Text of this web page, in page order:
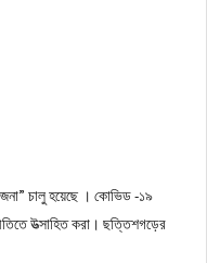
চালু হয়েছে । কোভিড -১৯
উত্সাহিত করা। ছত্তিশগড়ের